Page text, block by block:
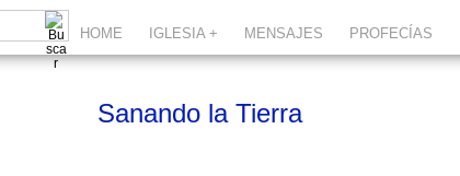
HOME IGLESIA + MENSAJES PROFECÍAS
Sanando la Tierra